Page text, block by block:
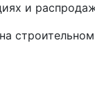
и